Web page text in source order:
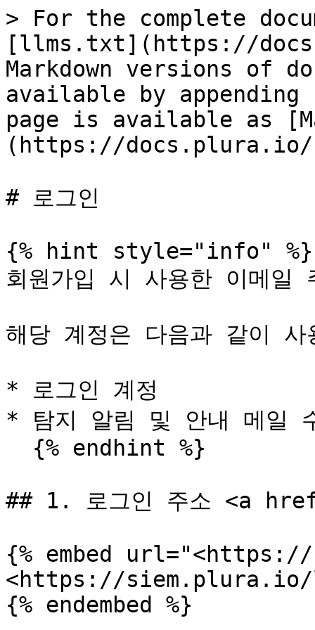
> For the complete
[llms.txt](https://
Markdown versions of
available by
page is available as
(https://docs.plura.io/
# 로그인
{% hint style="info" %}
회원가입 시 사용한 이메일
해당 계정은 다음과 같이 사
* 로그인 계정
* 탐지 알림 및 안내 메일
## 1. 로그인 주소 <a
{% embed
<https://siem.plura.io/
{% endembed %}